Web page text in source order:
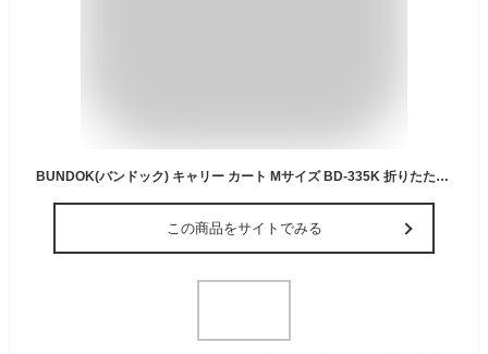
BUNDOK(バンドック) キャリー カート Mサイズ BD-335K 折りたたみ式 ゴムひも付属 耐荷重40kg
この商品をサイトでみる